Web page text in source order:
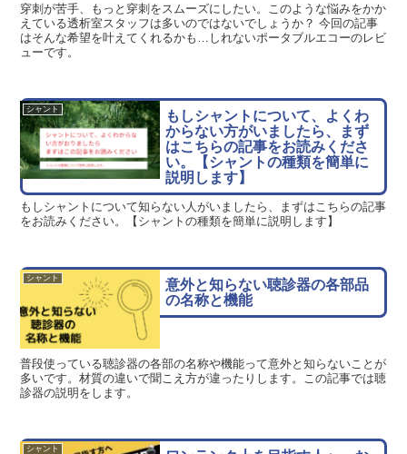
穿刺が苦手、もっと穿刺をスムーズにしたい。このような悩みをかか
えている透析室スタッフは多いのではないでしょうか？ 今回の記事
はそんな希望を叶えてくれるかも…しれないポータブルエコーのレビ
ューです。
シャント
もしシャントについて、よくわ
からない方がいましたら、まず
はこちらの記事をお読みくださ
い。【シャントの種類を簡単に
説明します】
もしシャントについて知らない人がいましたら、まずはこちらの記事
をお読みください。【シャントの種類を簡単に説明します】
シャント
意外と知らない聴診器の各部品
の名称と機能
普段使っている聴診器の各部の名称や機能って意外と知らないことが
多いです。材質の違いで聞こえ方が違ったりします。この記事では聴
診器の説明をします。
シャント